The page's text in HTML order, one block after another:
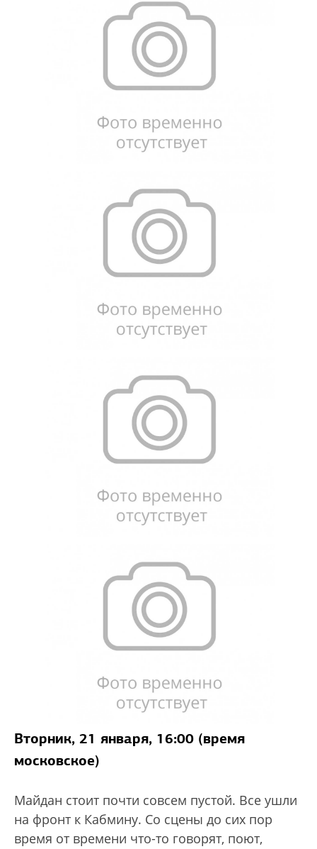
Вторник, 21 января, 16:00 (время
московское)
Майдан стоит почти совсем пустой. Все ушли
на фронт к Кабмину. Со сцены до сих пор
время от времени что-то говорят, поют,